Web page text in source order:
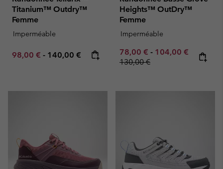
Titanium™ Outdry™
Femme
Imperméable
Minimum sale price:
98,00 € - Maximum price:
140,00 €
Heights™ OutDry™
Femme
Imperméable
Minimum sale price:
78,00 € - Maximum sale
104,00 € Regular
130,00 €